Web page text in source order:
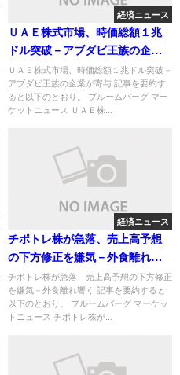
経済ニュース
ＵＡＥ株式市場、時価総額１兆
ドル突破－アブダビ王族の企業
が寄与
ＵＡＥ株式市場、時価総額１兆ドル突破－
アブダビ王族の企業が寄与 記事を要約す
ると以下のとおり。 ブルームバーグ マー
ケットニュース ＵＡＥ株...
経済ニュース
チポトレ株が急落、売上高予想
の下方修正を嫌気－外食離れ響
く
チポトレ株が急落、売上高予想の下方修正
を嫌気－外食離れ響く 記事を要約すると
以下のとおり。 ブルームバーグ マーケッ
トニュース チポトレ株が...